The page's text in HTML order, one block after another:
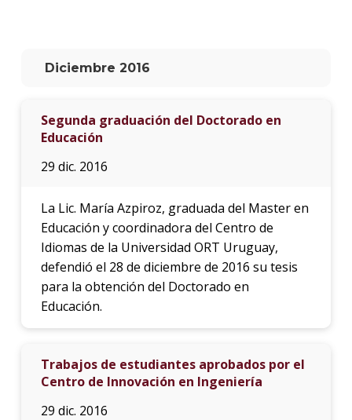
Diciembre 2016
Segunda graduación del Doctorado en
Educación
29 dic. 2016
La Lic. María Azpiroz, graduada del Master en
Educación y coordinadora del Centro de
Idiomas de la Universidad ORT Uruguay,
defendió el 28 de diciembre de 2016 su tesis
para la obtención del Doctorado en
Educación.
Trabajos de estudiantes aprobados por el
Centro de Innovación en Ingeniería
29 dic. 2016